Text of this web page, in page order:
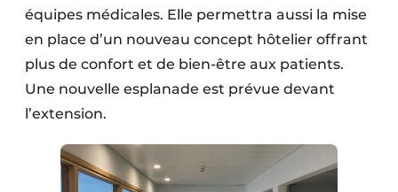
équipes médicales. Elle permettra aussi la mise
en place d’un nouveau concept hôtelier offrant
plus de confort et de bien-être aux patients.
Une nouvelle esplanade est prévue devant
l’extension.